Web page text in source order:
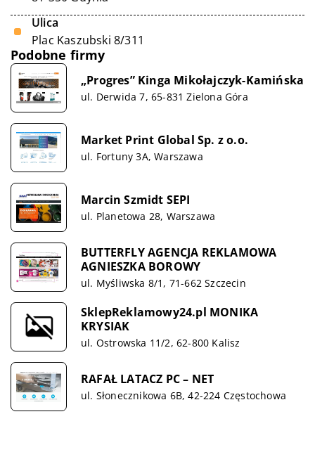
Ulica
Plac Kaszubski 8/311
Podobne firmy
„Progres” Kinga Mikołajczyk-Kamińska
ul. Derwida 7, 65-831 Zielona Góra
Market Print Global Sp. z o.o.
ul. Fortuny 3A, Warszawa
Marcin Szmidt SEPI
ul. Planetowa 28, Warszawa
BUTTERFLY AGENCJA REKLAMOWA
AGNIESZKA BOROWY
ul. Myśliwska 8/1, 71-662 Szczecin
SklepReklamowy24.pl MONIKA
KRYSIAK
ul. Ostrowska 11/2, 62-800 Kalisz
RAFAŁ LATACZ PC – NET
ul. Słonecznikowa 6B, 42-224 Częstochowa